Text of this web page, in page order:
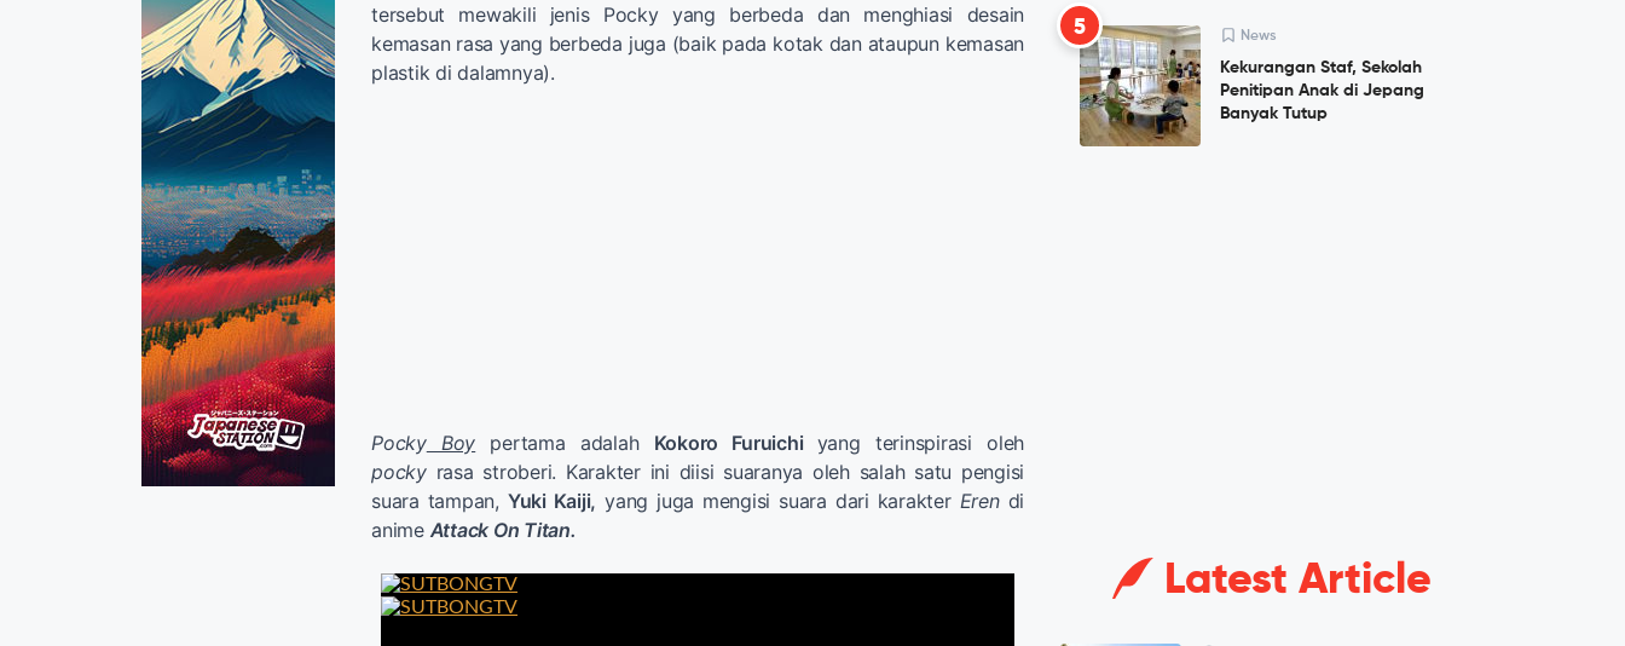
tersebut mewakili jenis Pocky yang berbeda dan menghiasi desain
kemasan rasa yang berbeda juga (baik pada kotak dan ataupun kemasan
plastik di dalamnya).
PockyBoy pertama adalah Kokoro Furuichi yang terinspirasi oleh
pocky rasa stroberi. Karakter ini diisi suaranya oleh salah satu pengisi
suara tampan, Yuki Kaiji, yang juga mengisi suara dari karakter Eren di
anime Attack On Titan.
5 News
Kekurangan Staf, Sekolah
Penitipan Anak di Jepang
Banyak Tutup
Latest Article